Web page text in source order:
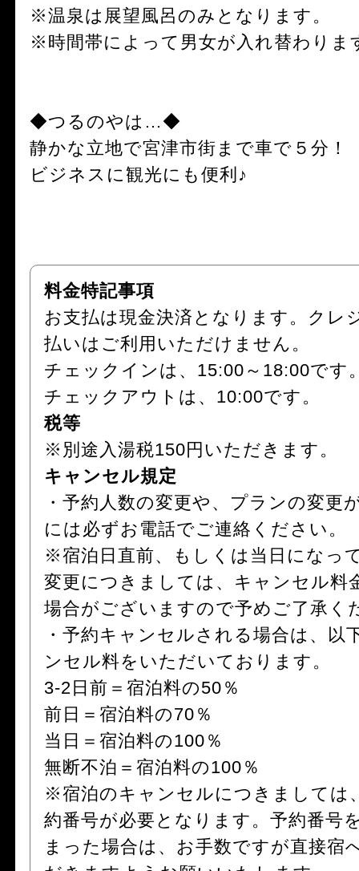
※温泉は展望風呂のみとなります。
※時間帯によって男女が入れ替わりま
◆つるのやは…◆
静かな立地で宮津市街まで車で５分！
ビジネスに観光にも便利♪
料金特記事項
お支払は現金決済となります。クレ
払いはご利用いただけません。
チェックインは、15:00～18:00です
チェックアウトは、10:00です。
税等
※別途入湯税150円いただきます。
キャンセル規定
・予約人数の変更や、プランの変更
には必ずお電話でご連絡ください。
※宿泊日直前、もしくは当日になっ
変更につきましては、キャンセル料
場合がございますので予めご了承く
・予約キャンセルされる場合は、以
ンセル料をいただいております。
3-2日前＝宿泊料の50％
前日＝宿泊料の70％
当日＝宿泊料の100％
無断不泊＝宿泊料の100％
※宿泊のキャンセルにつきましては
約番号が必要となります。予約番号
まった場合は、お手数ですが直接宿